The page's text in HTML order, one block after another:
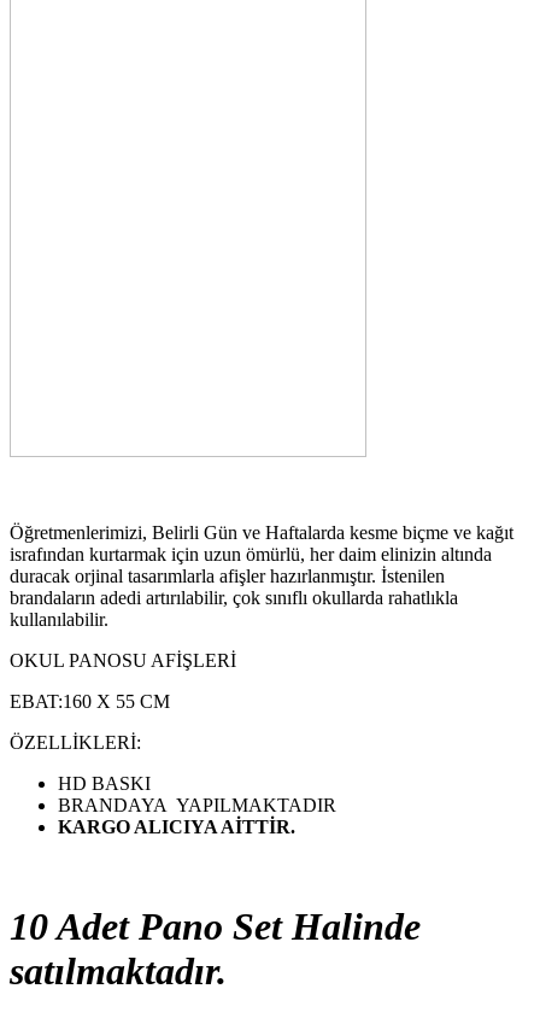
Öğretmenlerimizi, Belirli Gün ve Haftalarda kesme biçme ve kağıt
israfından kurtarmak için uzun ömürlü, her daim elinizin altında
duracak orjinal tasarımlarla afişler hazırlanmıştır. İstenilen
brandaların adedi artırılabilir, çok sınıflı okullarda rahatlıkla
kullanılabilir.
OKUL PANOSU AFİŞLERİ
EBAT:160 X 55 CM
ÖZELLİKLERİ:
HD BASKI
BRANDAYA YAPILMAKTADIR
KARGO ALICIYA AİTTİR.
10 Adet Pano Set Halinde
satılmaktadır.